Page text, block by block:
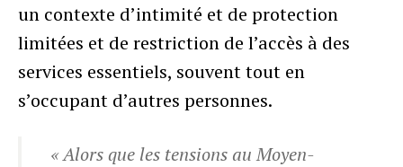
un contexte d’intimité et de protection
limitées et de restriction de l’accès à des
services essentiels, souvent tout en
s’occupant d’autres personnes.
« Alors que les tensions au Moyen-